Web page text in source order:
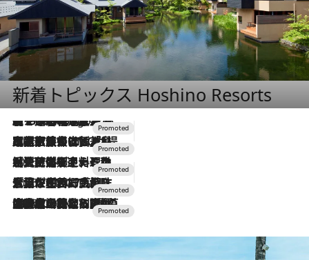
新着トピックス Hoshino Resorts
2 Hours Ago
【トンボの足水浴】ヒノキの香りに包まれて涼感マックス！約13℃の湧水かけ流しを避暑地「星野温泉 トンボの湯」で体験
2026.7.31
【ホテル帰省】という選択肢をOMOが提案。家族とほどよい距離を保つには「昼は実家、夜は気兼ねなくホテルで！」
2026.7.24
【夏限定ディナーコース】旬を迎える稚鮎や花ズッキーニなどをイタリア・トスカーナの郷土料理の手法で満喫！
2026.7.17
「土佐和ハーブかき氷」がOMO7高知に登場！生姜、山椒、大葉など目にも舌にも涼を呼ぶ郷土の味
2026.7.10
NEW OPEN！【界 草津】名湯の地に誕生。趣の異なる2種の温泉と上州ならではの会席・蕎麦割烹など美食を味わう究極の癒やし旅